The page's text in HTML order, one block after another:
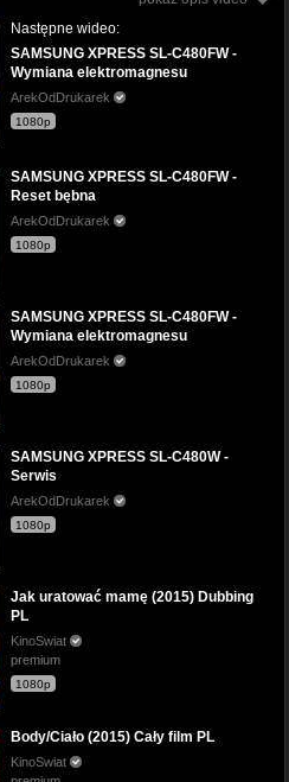
Następne wideo:
SAMSUNG XPRESS SL-C480FW -
Wymiana elektromagnesu
ArekOdDrukarek
1080p
SAMSUNG XPRESS SL-C480FW -
Reset bębna
ArekOdDrukarek
1080p
SAMSUNG XPRESS SL-C480FW -
Wymiana elektromagnesu
ArekOdDrukarek
1080p
SAMSUNG XPRESS SL-C480W -
Serwis
ArekOdDrukarek
1080p
Jak uratować mamę (2015) Dubbing
PL
KinoSwiat
premium
1080p
Body/Ciało (2015) Cały film PL
KinoSwiat